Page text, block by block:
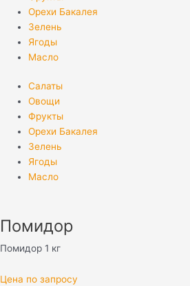
Орехи Бакалея
Зелень
Ягоды
Масло
Салаты
Овощи
Фрукты
Орехи Бакалея
Зелень
Ягоды
Масло
Помидор
Помидор 1 кг
Цена по запросу